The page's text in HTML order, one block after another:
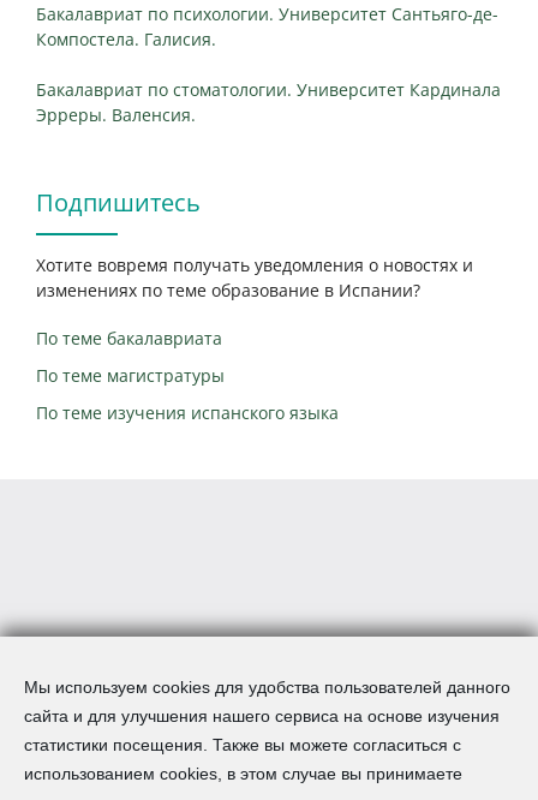
Мы используем cookies для удобства пользователей данного
сайта и для улучшения нашего сервиса на основе изучения
статистики посещения. Также вы можете согласиться с
использованием cookies, в этом случае вы принимаете
Бакалавриат по психологии. Университет Сантьяго-де-
Компостела. Галисия.
Бакалавриат по стоматологии. Университет Кардинала
Эрреры. Валенсия.
Подпишитесь
Хотите вовремя получать уведомления о новостях и
изменениях по теме образование в Испании?
По теме бакалавриата
По теме магистратуры
По теме изучения испанского языка